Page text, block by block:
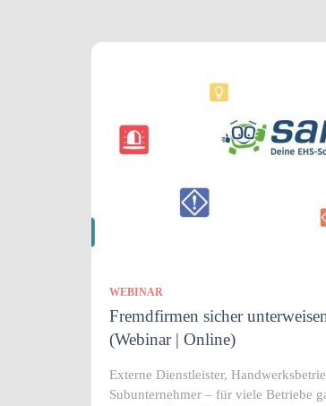
WEBINAR
Fremdfirmen sicher
(Webinar | Online)
Externe Dienstleister,
Subunternehmer – für viele Betriebe